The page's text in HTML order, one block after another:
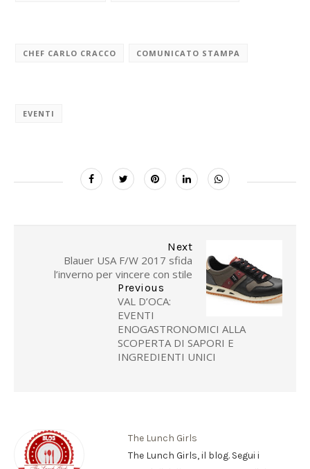
CHEF CARLO CRACCO COMUNICATO STAMPA
EVENTI
Next
Blauer USA F/W 2017 sfida
l’inverno per vincere con stile
Previous
VAL D’OCA:
EVENTI
ENOGASTRONOMICI ALLA
SCOPERTA DI SAPORI E
INGREDIENTI UNICI
The Lunch Girls
The Lunch Girls, il blog. Segui i